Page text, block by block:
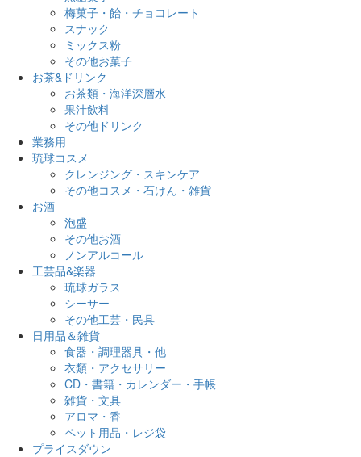
梅菓子・飴・チョコレート
スナック
ミックス粉
その他お菓子
お茶&ドリンク
お茶類・海洋深層水
果汁飲料
その他ドリンク
業務用
琉球コスメ
クレンジング・スキンケア
その他コスメ・石けん・雑貨
お酒
泡盛
その他お酒
ノンアルコール
工芸品&楽器
琉球ガラス
シーサー
その他工芸・民具
日用品＆雑貨
食器・調理器具・他
衣類・アクセサリー
CD・書籍・カレンダー・手帳
雑貨・文具
アロマ・香
ペット用品・レジ袋
プライスダウン